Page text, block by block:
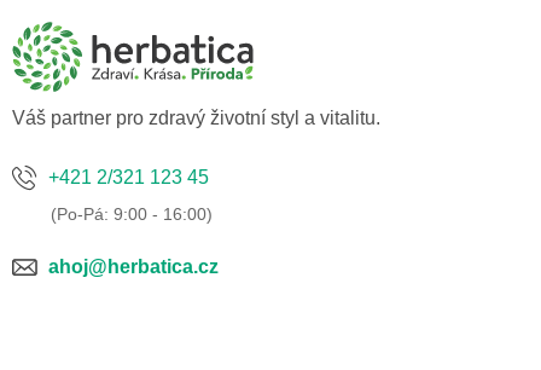
a
Váš partner pro zdravý životní styl a vitalitu.
+421 2/321 123 45
ahoj@herbatica.cz